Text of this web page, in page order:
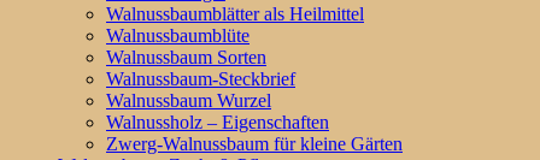
Walnussbaumblätter als Heilmittel
Walnussbaumblüte
Walnussbaum Sorten
Walnussbaum-Steckbrief
Walnussbaum Wurzel
Walnussholz – Eigenschaften
Zwerg-Walnussbaum für kleine Gärten